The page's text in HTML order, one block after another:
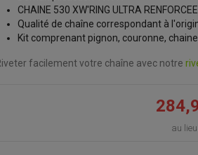
CHAINE 530 XW'RING ULTRA
Qualité de chaîne correspondant à
Kit comprenant pignon, couronne,
facilement votre chaîne avec notre
au